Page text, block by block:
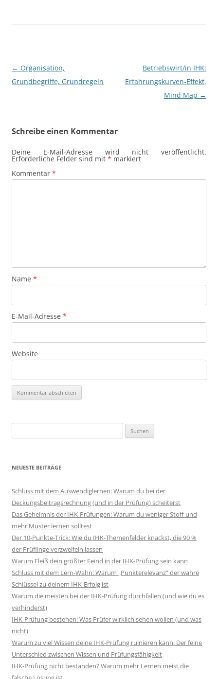
Beitragsnavigation
← Organisation,
Grundbegriffe, Grundregeln
Betriebswirt/in IHK:
Erfahrungskurven-Effekt,
Mind Map →
Schreibe einen Kommentar
Deine E-Mail-Adresse wird nicht veröffentlicht.
Erforderliche Felder sind mit * markiert
Kommentar *
Name *
E-Mail-Adresse *
Website
nach:
NEUESTE BEITRÄGE
Schluss mit dem Auswendiglernen: Warum du bei der
Deckungsbeitragsrechnung (und in der Prüfung) scheiterst
Das Geheimnis der IHK-Prüfungen: Warum du weniger Stoff und
mehr Muster lernen solltest
Der 10-Punkte-Trick: Wie du IHK-Themenfelder knackst, die 90 %
der Prüflinge verzweifeln lassen
Warum Fleiß dein größter Feind in der IHK-Prüfung sein kann
Schluss mit dem Lern-Wahn: Warum „Punkterelevanz“ der wahre
Schlüssel zu deinem IHK-Erfolg ist
Warum die meisten bei der IHK-Prüfung durchfallen (und wie du es
verhinderst)
IHK-Prüfung bestehen: Was Prüfer wirklich sehen wollen (und was
nicht)
Warum zu viel Wissen deine IHK-Prüfung ruinieren kann: Der feine
Unterschied zwischen Wissen und Prüfungsfähigkeit
IHK-Prüfung nicht bestanden? Warum mehr Lernen meist die